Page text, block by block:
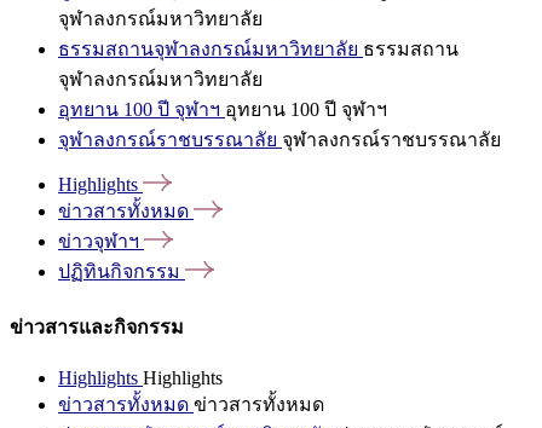
จุฬาลงกรณ์มหาวิทยาลัย
ธรรมสถานจุฬาลงกรณ์มหาวิทยาลัย ธรรมสถาน
จุฬาลงกรณ์มหาวิทยาลัย
อุทยาน 100 ปี จุฬาฯ อุทยาน 100 ปี จุฬาฯ
จุฬาลงกรณ์ราชบรรณาลัย จุฬาลงกรณ์ราชบรรณาลัย
Highlights
ข่าวสารทั้งหมด
ข่าวจุฬาฯ
ปฏิทินกิจกรรม
ข่าวสารและกิจกรรม
Highlights Highlights
ข่าวสารทั้งหมด ข่าวสารทั้งหมด